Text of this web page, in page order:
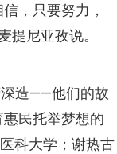
，只要努力，
提尼亚孜说。
造——他们的故
民托举梦想的
科大学；谢热古